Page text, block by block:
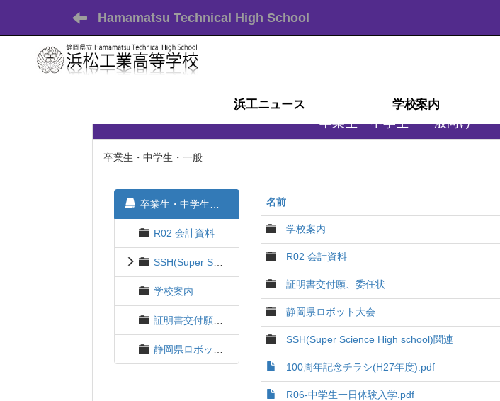
Hamamatsu Technical High School
浜工ニュース 学校案内
学校紹介
学校経営計画(学校自己評価)
スクール・ミッション
スクール・ポリシー
部活動ガイドライン
沿革・校歌
アクセス
施設
卒業生・中学生・一般向け
卒業生・中学生・一般
卒業生・中学生・一般
R02 会計資料
SSH(Super Science High school)関連
学校案内
証明書交付願、委任状
静岡県ロボット大会
名前
学校案内
R02 会計資料
証明書交付願、委任状
静岡県ロボット大会
SSH(Super Science High school)関連
100周年記念チラシ(H27年度).pdf
R06-中学生一日体験入学.pdf